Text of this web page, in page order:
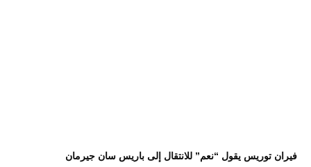
فيران توريس يقول “نعم” للانتقال إلى باريس سان جيرمان